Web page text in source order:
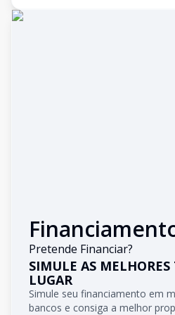
Pretende Financiar?
SIMULE AS
LUGAR
Simule seu financiamento em
bancos e consiga a melhor